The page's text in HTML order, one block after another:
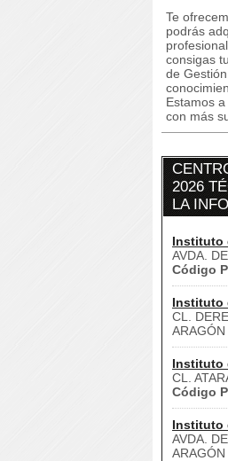
Te
podrás
consigas
de
Estamos
con más
2026
LA
Instituto
AVDA.
Código
Instituto
CL.
ARAGÓN
Instituto
CL.
Código
Instituto
AVDA.
ARAGÓN